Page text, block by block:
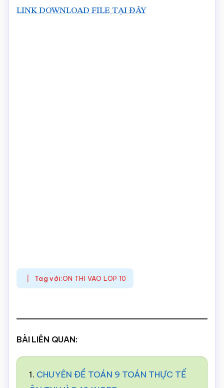
LINK DOWNLOAD FILE TẠI ĐÂY
Tag với:ON THI VAO LOP 10
BÀI LIÊN QUAN:
1. CHUYÊN ĐỀ TOÁN 9 TOÁN THỰC TẾ